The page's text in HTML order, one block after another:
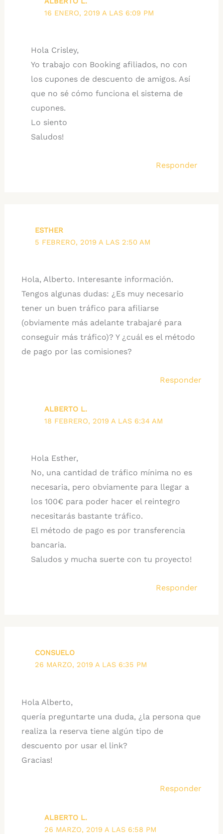
16 ENERO, 2019 A LAS 6:09 PM
Hola Crisley,
Yo trabajo con Booking afiliados, no con
los cupones de descuento de amigos. Así
que no sé cómo funciona el sistema de
cupones.
Lo siento
Saludos!
Responder
ESTHER
5 FEBRERO, 2019 A LAS 2:50 AM
Hola, Alberto. Interesante información.
Tengos algunas dudas: ¿Es muy necesario
tener un buen tráfico para afiliarse
(obviamente más adelante trabajaré para
conseguir más tráfico)? Y ¿cuál es el método
de pago por las comisiones?
Responder
ALBERTO L.
18 FEBRERO, 2019 A LAS 6:34 AM
Hola Esther,
No, una cantidad de tráfico mínima no es
necesaria, pero obviamente para llegar a
los 100€ para poder hacer el reintegro
necesitarás bastante tráfico.
El método de pago es por transferencia
bancaria.
Saludos y mucha suerte con tu proyecto!
Responder
CONSUELO
26 MARZO, 2019 A LAS 6:35 PM
Hola Alberto,
quería preguntarte una duda, ¿la persona que
realiza la reserva tiene algún tipo de
descuento por usar el link?
Gracias!
Responder
ALBERTO L.
26 MARZO, 2019 A LAS 6:58 PM